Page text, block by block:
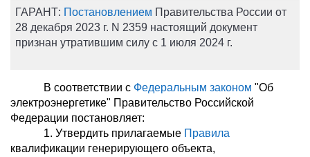
ГАРАНТ: Постановлением Правительства России от
28 декабря 2023 г. N 2359 настоящий документ
признан утратившим силу с 1 июля 2024 г.
В соответствии с Федеральным законом "Об
электроэнергетике" Правительство Российской
Федерации постановляет:
1. Утвердить прилагаемые Правила
квалификации генерирующего объекта,